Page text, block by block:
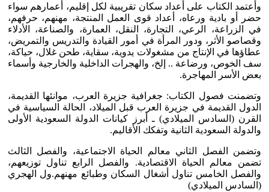
وأعتمد الكتاب على أعداد سكان تقريبية لكل إقليم، أعمارهم سواء
حضر أو بادية ورعاه، أعداد قوى العمل المنتجة، مهنهم، حرفهم،
في الزراعة، الرعي، التجارة، النقل، العمارة، والصناعة، الأدلاء
وقصاصو الأثر، ودور المرأة في أمور القيادة والتدريس والتمريض،
عطاؤها في الإنتاج من مشغولات يدوية، سقاية، طحن غلال، حياكة،
سف الخوص، ورضاعة .. إلخ، والهجرات الداخلية والخارجية وأسماء
بعض الأسر المهاجرة.
وتضمنت فصول الكتاب: جغرافية جزيرة العرب، موانئها القديمة،
الدول القديمة في جزيرة العرب قبل الميلاد، الحالة السياسية في
القرن (السادس الميلادي) ـ أبرز كيانات الدولة السعودية الأولى
والدولة السعودية الثانية وتفكك الأقاليم.
وتضمن الفصل الثاني معالم الحياة الاجتماعية، والفصل الثالث
تضمن معالم الحياة الاقتصادية. والفصل الرابع تناول توزيعهم،
والفصل الخامس تناول أشغال السكان وطبائع مهنهم.ول الهجري
(السادس الميلادي)